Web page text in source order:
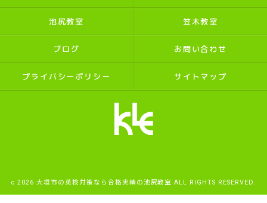
池尻教室 笠木教室
ブログ お問い合わせ
プライバシーポリシー サイトマップ
c 2026 大垣市の英検対策なら合格実績の池尻教室 ALL RIGHTS RESERVED.